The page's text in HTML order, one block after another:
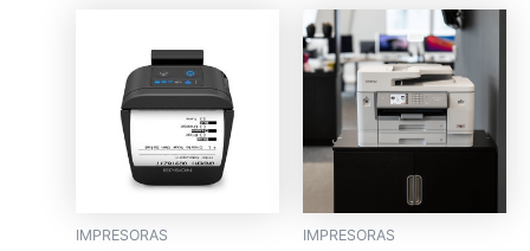
IMPRESORAS IMPRESORAS